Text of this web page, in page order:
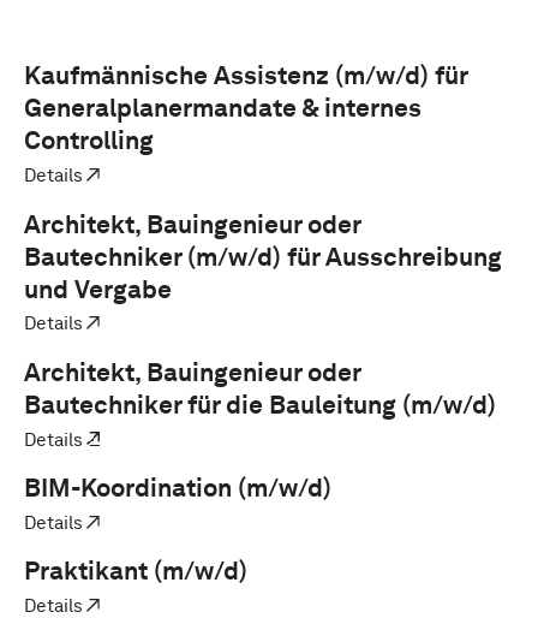
Kaufmännische Assistenz (m/w/d) für
Generalplanermandate & internes
Controlling
Details
Architekt, Bauingenieur oder
Bautechniker (m/w/d) für Ausschreibung
und Vergabe
Details
Architekt, Bauingenieur oder
Bautechniker für die Bauleitung (m/w/d)
Details
BIM-Koordination (m/w/d)
Details
Praktikant (m/w/d)
Details